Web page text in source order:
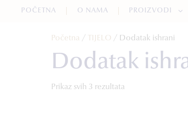
POČETNA O NAMA PROIZVODI
Početna / TIJELO / Dodatak ishrani
Dodatak
Prikaz svih 3 rezultata